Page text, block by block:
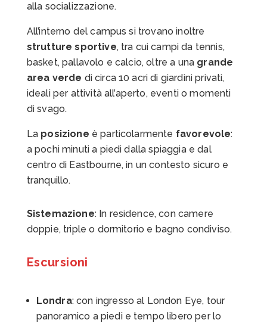
alla socializzazione.
All’interno del campus si trovano inoltre
strutture sportive, tra cui campi da tennis,
basket, pallavolo e calcio, oltre a una grande
area verde di circa 10 acri di giardini privati,
ideali per attività all’aperto, eventi o momenti
di svago.
La posizione è particolarmente favorevole:
a pochi minuti a piedi dalla spiaggia e dal
centro di Eastbourne, in un contesto sicuro e
tranquillo.
Sistemazione: In residence, con camere
doppie, triple o dormitorio e bagno condiviso.
Escursioni
Londra: con ingresso al London Eye, tour
panoramico a piedi e tempo libero per lo